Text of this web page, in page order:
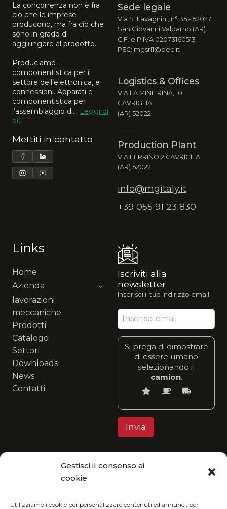
Gestisci il consenso ai
cookie
Utilizziamo i cookie per personalizzare contenuti ed annunci, per
La concorrenza non è fra
ciò che le imprese
producono, ma fra ciò che
sono in grado di
aggiungere al prodotto.
Produciamo
componentistica per il
settore dell’elettronica, e
connessioni. Apparati e
componentistica per
l’assemblaggio di... Leggi di
più
Mettiti in contatto
Sede legale
Via S. Lavagnini, n° 35 - 52027
San Giovanni Valdarno (AR)
C.F. e P.IVA 02073160513
PEC: mgsrl1@pec.it
Logistics & Offices
VIA LA MINIERINA, 10
CAVRIGLIA
(AR) 52022
Production Plant
VIA FERRINO,2 CAVRIGLIA
(AR) 52022
info@mgitaly.it
+39 055 91 23 830
Links
Home
Azienda
lavorazioni
meccaniche
Prodotti
Catalogo
Settori
Downloads
News
Contatti
Iscriviti alla
newsletter
Inserisci il tuo indirizzo email
Si prega di dimostrare
di essere umano
selezionando il
camion.
friendly: fruisci del nostro catalogo in formato